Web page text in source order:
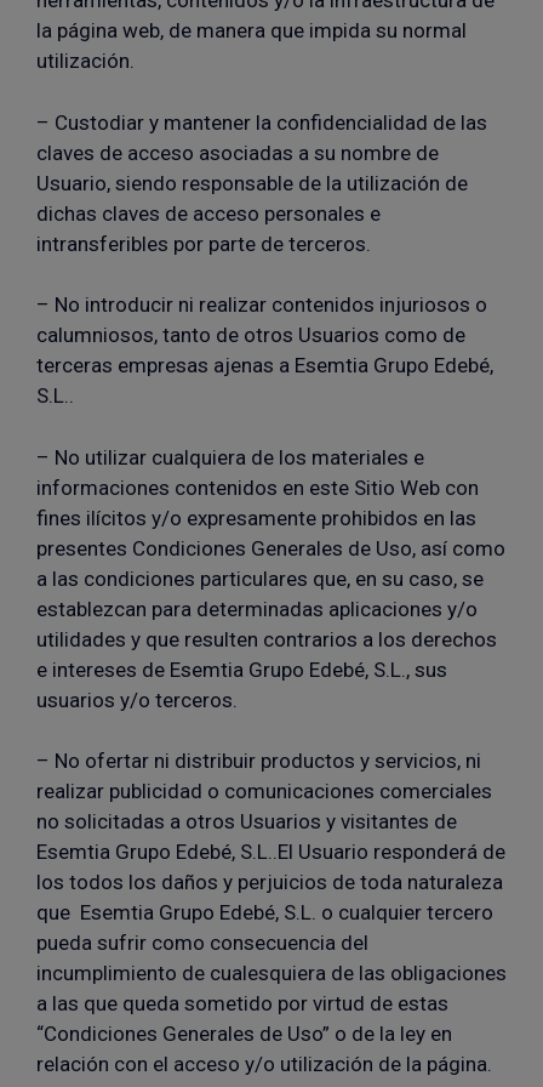
la página web, de manera que impida su normal
utilización.
– Custodiar y mantener la confidencialidad de las
claves de acceso asociadas a su nombre de
Usuario, siendo responsable de la utilización de
dichas claves de acceso personales e
intransferibles por parte de terceros.
– No introducir ni realizar contenidos injuriosos o
calumniosos, tanto de otros Usuarios como de
terceras empresas ajenas a Esemtia Grupo Edebé,
S.L..
– No utilizar cualquiera de los materiales e
informaciones contenidos en este Sitio Web con
fines ilícitos y/o expresamente prohibidos en las
presentes Condiciones Generales de Uso, así como
a las condiciones particulares que, en su caso, se
establezcan para determinadas aplicaciones y/o
utilidades y que resulten contrarios a los derechos
e intereses de Esemtia Grupo Edebé, S.L., sus
usuarios y/o terceros.
– No ofertar ni distribuir productos y servicios, ni
realizar publicidad o comunicaciones comerciales
no solicitadas a otros Usuarios y visitantes de
Esemtia Grupo Edebé, S.L..El Usuario responderá de
los todos los daños y perjuicios de toda naturaleza
que Esemtia Grupo Edebé, S.L. o cualquier tercero
pueda sufrir como consecuencia del
incumplimiento de cualesquiera de las obligaciones
a las que queda sometido por virtud de estas
“Condiciones Generales de Uso” o de la ley en
relación con el acceso y/o utilización de la página.